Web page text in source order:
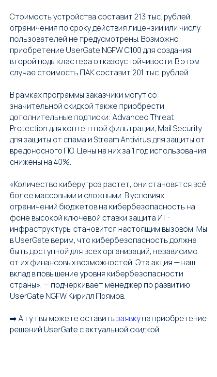
Стоимость устройства составит 213 тыс. рублей,
ограничения по сроку действия лицензии или числу
пользователей не предусмотрены. Возможно
приобретение UserGate NGFW C100 для создания
второй ноды кластера отказоустойчивости. В этом
случае стоимость ПАК составит 201 тыс. рублей.
В рамках программы заказчики могут со
значительной скидкой также приобрести
дополнительные подписки: Advanced Threat
Protection для контентной фильтрации, Mail Security
для защиты от спама и Stream Antivirus для защиты от
вредоносного ПО. Цены на них за 1 год использования
снижены на 40%.
«Количество киберугроз растет, они становятся всё
более массовыми и сложными. В условиях
ограничений бюджетов на кибербезопасность на
фоне высокой ключевой ставки защита ИТ-
инфраструктуры становится настоящим вызовом. Мы
в UserGate верим, что кибербезопасность должна
быть доступной для всех организаций, независимо
от их финансовых возможностей. Эта акция — наш
вклад в повышение уровня кибербезопасности
страны», — подчеркивает менеджер по развитию
UserGate NGFW Кирилл Прямов.
➡️ А тут вы можете оставитьзаявкуна приобретение
решений UserGate с актуальной скидкой.
Ваше имя
Проверка
на открытые
уязвимости
Заполните форму обратной связи
и мы свяжемся с вами